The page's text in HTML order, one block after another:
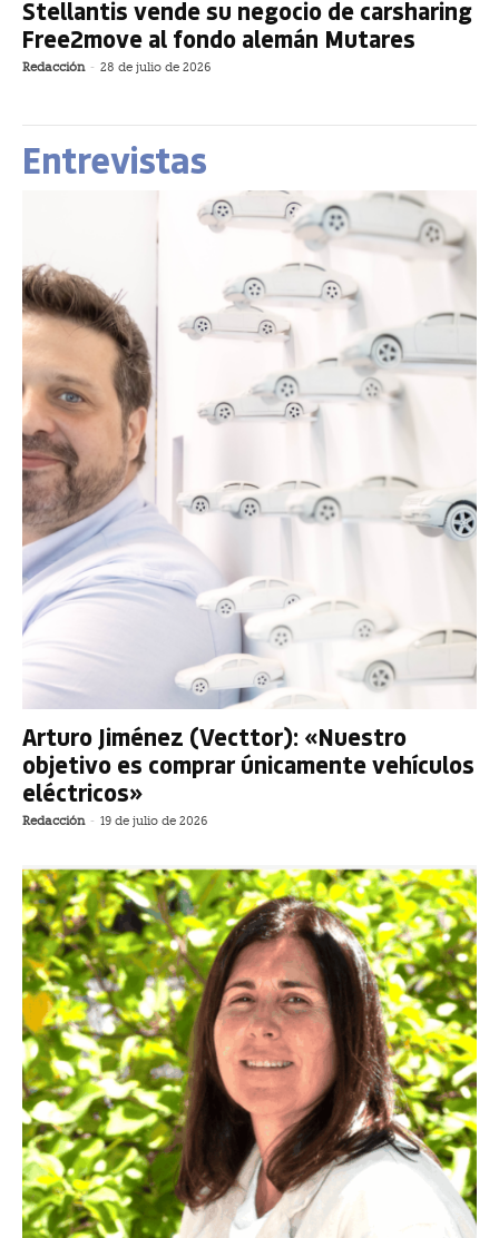
Stellantis vende su negocio de carsharing
Free2move al fondo alemán Mutares
Redacción - 28 de julio de 2026
Entrevistas
Arturo Jiménez (Vecttor): «Nuestro
objetivo es comprar únicamente vehículos
eléctricos»
Redacción - 19 de julio de 2026